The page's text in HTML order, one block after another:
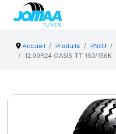
Accueil Produits PNEU
12.00R24 OASIS TT 160/156K